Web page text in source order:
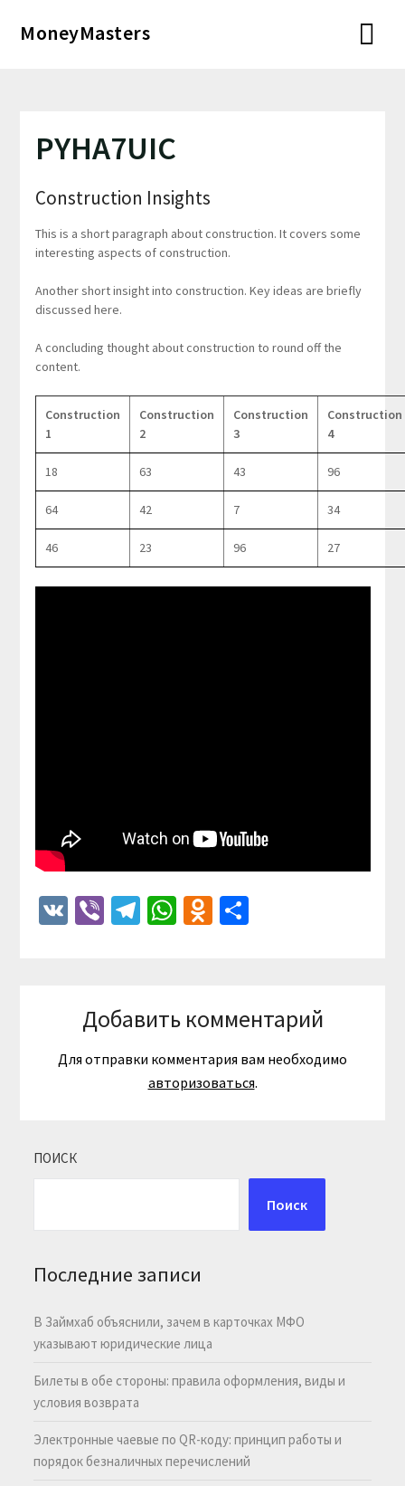
MoneyMasters
PYHA7UIC
Construction Insights
This is a short paragraph about construction. It covers some
interesting aspects of construction.
Another short insight into construction. Key ideas are briefly
discussed here.
A concluding thought about construction to round off the
content.
Construction
1
Construction
2
Construction
3
Construction
4
18 63 43 96
64 42 7 34
46 23 96 27
VKViberTelegram
WhatsApp
Odnoklassniki
Отправить
Добавить комментарий
Для отправки комментария вам необходимо
авторизоваться.
ПОИСК
Поиск
Последние записи
В Займхаб объяснили, зачем в карточках МФО
указывают юридические лица
Билеты в обе стороны: правила оформления, виды и
условия возврата
Электронные чаевые по QR-коду: принцип работы и
порядок безналичных перечислений